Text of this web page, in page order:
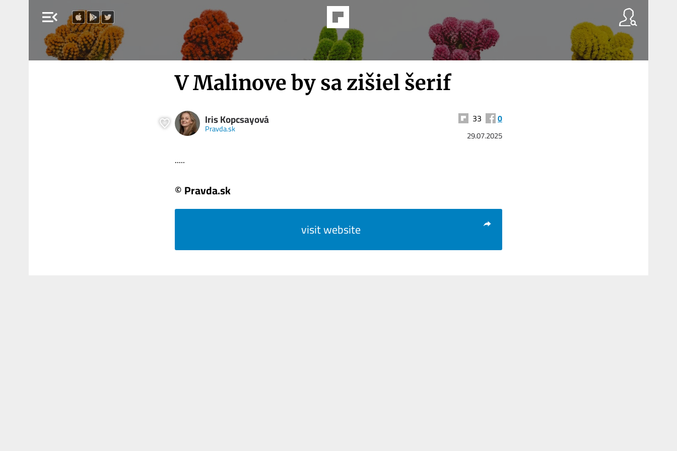
menu_open
V Malinove by sa zišiel šerif
Iris Kopcsayová
Pravda.sk
33 0
29.07.2025
.....
© Pravda.sk
visit website